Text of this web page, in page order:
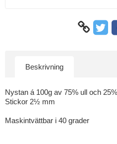
Beskrivning
Nystan á 100g av 75% ull och
Stickor 2½ mm
Maskintvättbar i 40 grader